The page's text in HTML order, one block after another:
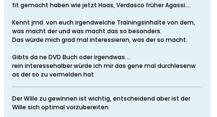
fit gemacht haben wie jetzt Haas, Verdasco früher Agassi....
Kennt jmd. von euch irgendwelche Trainingsinhalte von dem,
was macht der und was macht das so besonders.
Das würde mich grad mal interessieren, was der so macht.
Gibts da ne DVD Buch oder irgendwas....
rein interessehalber würde ich mir das gene mal durchlesenw
as der so zu vermelden hat
Der Wille zu gewinnen ist wichtig, entscheidend aber ist der
Wille sich optimal vorzubereiten.